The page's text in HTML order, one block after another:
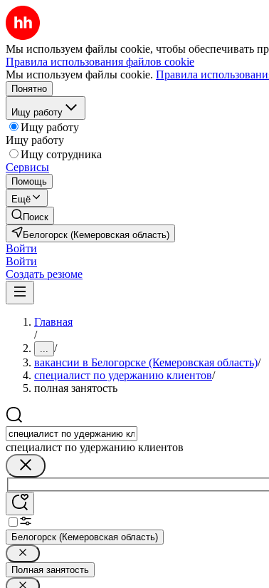
Мы используем файлы cookie, чтобы обеспечивать
Правила использования файлов cookie
Мы используем файлы cookie. Правила
Понятно
Ищу работу
Ищу работу
Ищу работу
Ищу сотрудника
Сервисы
Помощь
Ещё
Поиск
Белогорск (Кемеровская область)
Войти
Войти
Создать резюме
Главная
/
... /
вакансии в Белогорске (Кемеровская область)/
специалист по удержанию клиентов/
полная занятость
специалист по удержанию клиентов
Белогорск (Кемеровская область)
Полная занятость